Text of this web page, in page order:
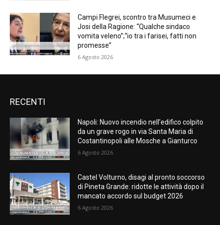
Campi Flegrei, scontro tra Musumeci e
Josi della Ragione: “Qualche sindaco
vomita veleno”;“io tra i farisei, fatti non
promesse”
6 Agosto 2026
RECENTI
Napoli: Nuovo incendio nell’edifico colpito
da un grave rogo in via Santa Maria di
Costantinopoli alle Mosche a Gianturco
6 Agosto 2026
Castel Volturno, disagi al pronto soccorso
di Pineta Grande: ridotte le attività dopo il
mancato accordo sul budget 2026
6 Agosto 2026